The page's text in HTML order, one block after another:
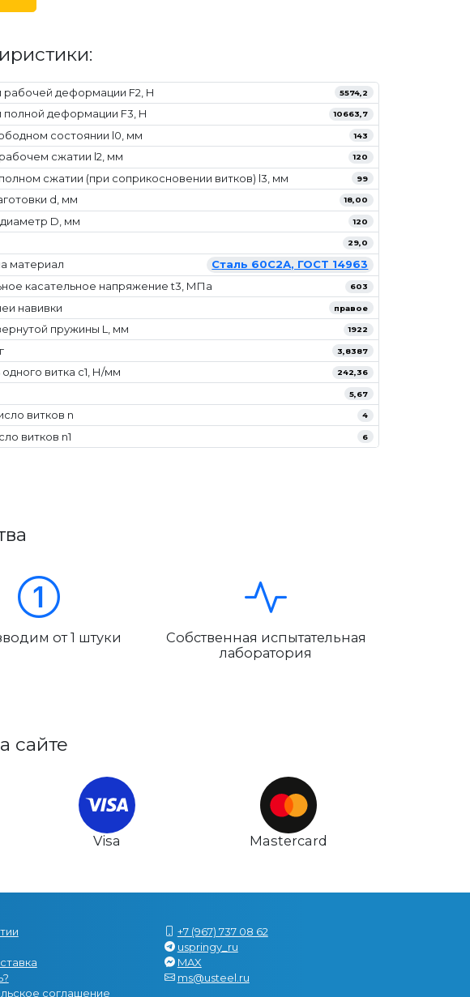
рабочей деформации F2, Н 5574,2
полной деформации F3, Н 10663,7
состоянии l0, мм 143
сжатии l2, мм 120
сжатии (при соприкосновении витков) l3, мм 99
d, мм 18,00
D, мм 120
29,0
материал
Сталь 60С2А, ГОСТ 14963
касательное напряжение t3, МПа
603
навивки правое
пружины L, мм 1922
3,8387
витка c1, Н/мм 242,36
5,67
витков n 4
витков n1 6
от 1 штуки
Собственная испытательная
лаборатория
сайте
Visa Mastercard
соглашение
+7 (967) 737 08 62
uspringy_ru
MAX
ms@usteel.ru